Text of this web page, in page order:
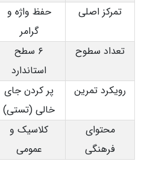
تمرکز اصلی
حفظ واژه و
گرامر
تعداد سطوح
۶ سطح
استاندارد
رویکرد تمرین
پر کردن جای
خالی (تستی)
محتوای
فرهنگی
کلاسیک و
عمومی